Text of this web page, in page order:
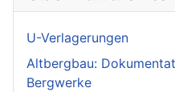
U-Verlagerungen
Altbergbau:
Bergwerke